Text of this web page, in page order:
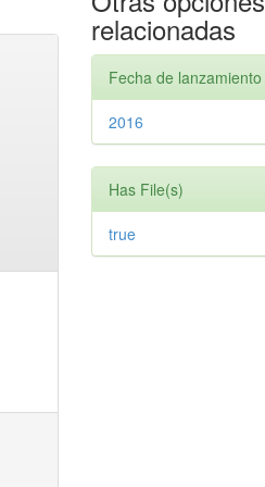
relacionadas
Fecha de lanzamiento
2016
Has File(s)
true